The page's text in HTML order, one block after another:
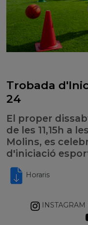
Trobada
24
El proper
de les 11,15h a
Molins, es
d'iniciació
Horaris
INSTAGRAM